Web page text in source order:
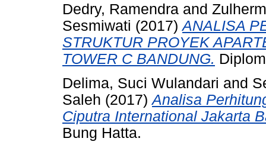
Dedry, Ramendra and
Sesmiwati (2017)ANALISA
STRUKTUR PROYEK
TOWER C BANDUNG.
Delima, Suci Wulandari and
Saleh (2017)Analisa
Ciputra International Jakarta
Bung Hatta.